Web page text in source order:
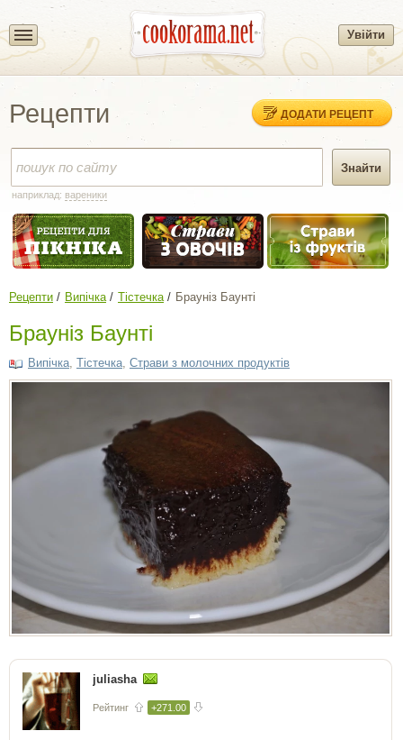
Увійти
Рецепти ДОДАТИ РЕЦЕПТ
наприклад: вареники
Рецепти Випічка Тістечка Брауніз Баунті
Брауніз Баунті
Випічка Тістечка Страви з молочних продуктів
juliasha
Рейтинг +271.00